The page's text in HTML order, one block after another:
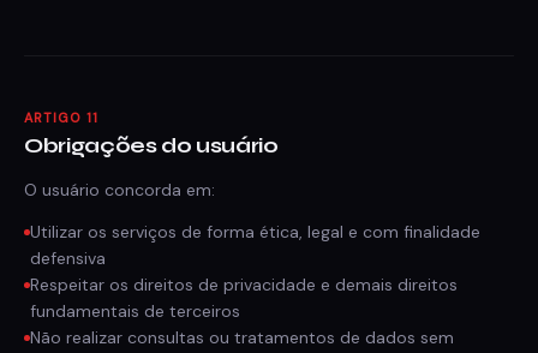
ARTIGO 11
Obrigações do usuário
O usuário concorda em:
Utilizar os serviços de forma ética, legal e com finalidade
defensiva
Respeitar os direitos de privacidade e demais direitos
fundamentais de terceiros
Não realizar consultas ou tratamentos de dados sem